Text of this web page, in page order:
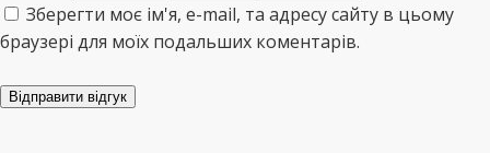
Зберегти моє ім'я, e-mail, та адресу сайту в цьому
браузері для моїх подальших коментарів.
Відправити відгук